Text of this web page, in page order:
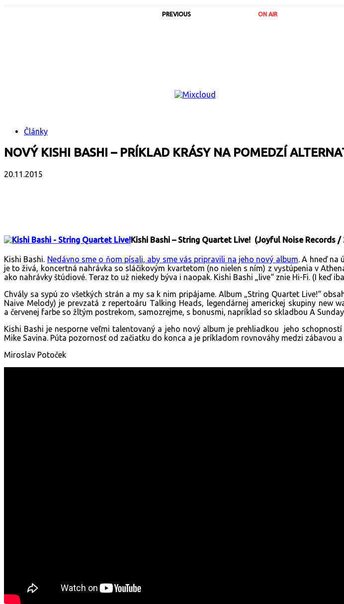
PREVIOUS ON AIR
Články
NOVÝ KISHI BASHI – PRÍKLAD KRÁSY NA POMEDZÍ
20.11.2015
Kishi Bashi – String Quartet Live! (Joyful Noise Records /
Kishi Bashi. Nedávno sme o ňom písali, aby sme vás pripravili na jeho nový album. A hneď na
je to živá, koncertná nahrávka so sláčikovým kvartetom (no nielen s ním) z vystúpenia v
ako nahrávky štúdiové. Teraz to už niekedy býva i naopak. Kishi Bashi „live“ znie Hi-Fi. (I keď
Chvály sa sypú zo všetkých strán a my sa k nim pripájame. Album „String Quartet Live!“
Naive Melody) je prevzatá z repertoáru Talking Heads, legendárnej americkej skupiny
a červenej farbe so žltým postrekom, samozrejme, s bonusmi, napríklad so skladbou A
Kishi Bashi je nesporne veľmi talentovaný a jeho nový album je prehliadkou jeho
Mike Savina. Púta pozornosť od začiatku do konca a je príkladom rovnováhy medzi zábavou
Miroslav Potoček